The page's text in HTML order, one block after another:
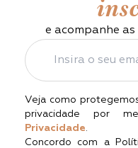
e acompanhe
Veja como
privacidade por
Privacidade
Concordo com a